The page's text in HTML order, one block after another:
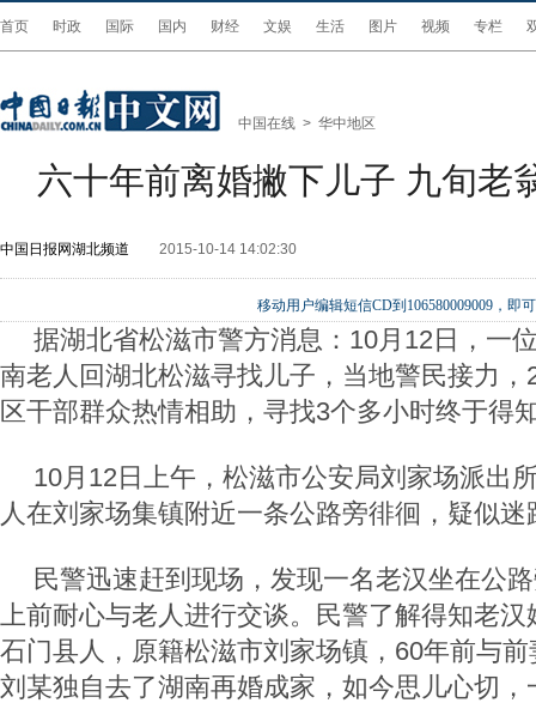
首页 时政 国际 国内 财经 文娱 生活 图片 视频 专栏
中国在线 > 华中地区
六十年前离婚撇下儿子 九旬老
中国日报网湖北频道 2015-10-14 14:02:30
移动用户编辑短信CD到106580009009，即
据湖北省松滋市警方消息：10月12日，一
南老人回湖北松滋寻找儿子，当地警民接力
区干部群众热情相助，寻找3个多小时终于得
10月12日上午，松滋市公安局刘家场派出
人在刘家场集镇附近一条公路旁徘徊，疑似迷
民警迅速赶到现场，发现一名老汉坐在公
上前耐心与老人进行交谈。民警了解得知老
石门县人，原籍松滋市刘家场镇，60年前与
刘某独自去了湖南再婚成家，如今思儿心切